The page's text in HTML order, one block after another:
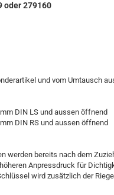
oder 279160
und vom Umtausch
DIN LS und aussen öffnend
DIN RS und aussen öffnend
werden bereits nach dem
Anpressdruck für
wird zusätzlich der